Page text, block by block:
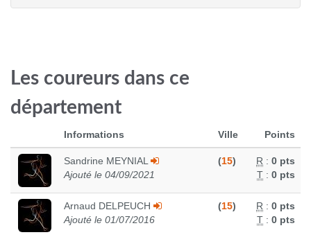
Les coureurs dans ce
département
Informations Ville Points
Sandrine MEYNIAL
Ajouté le 04/09/2021
(15) R : 0 pts
T : 0 pts
Arnaud DELPEUCH
Ajouté le 01/07/2016
(15) R : 0 pts
T : 0 pts